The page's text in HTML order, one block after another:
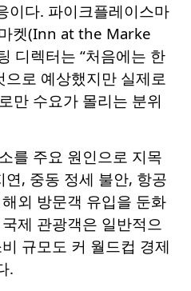
이다. 파이크플레이스마
켓(Inn at the Marke
디렉터는 “처음에는 한
으로 예상했지만 실제로
만 수요가 몰리는 분위
를 주요 원인으로 지목
, 중동 정세 불안, 항공
외 방문객 유입을 둔화
제 관광객은 일반적으
규모도 커 월드컵 경제
.